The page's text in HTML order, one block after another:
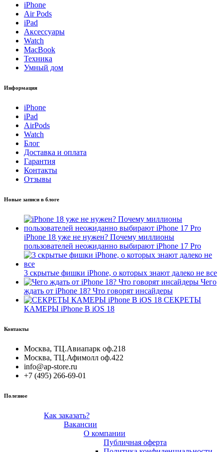
iPhone
Air Pods
iPad
Аксессуары
Watch
MacBook
Техника
Умный дом
Информация
iPhone
iPad
AirPods
Watch
Блог
Доставка и оплата
Гарантия
Контакты
Отзывы
Новые записи в блоге
iPhone 18 уже не нужен? Почему миллионы
пользователей неожиданно выбирают iPhone 17 Pro
3 скрытые фишки iPhone, о которых знают далеко не все
Чего
ждать от iPhone 18? Что говорят инсайдеры
СЕКРЕТЫ
КАМЕРЫ iPhone В iOS 18
Контакты
Москва, ТЦ.Авиапарк оф.218
Москва, ТЦ.Афимолл оф.422
info@ap-store.ru
+7 (495) 266-69-01
Полезное
Как заказать?
Вакансии
О компании
Публичная оферта